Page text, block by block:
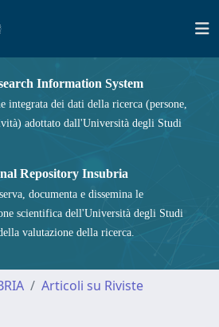
Information System
integrata dei dati della ricerca (persone,
adottato dall'Università degli Studi
Repository Insubria
documenta e dissemina le
scientifica dell'Università degli Studi
valutazione della ricerca.
Articoli su Riviste